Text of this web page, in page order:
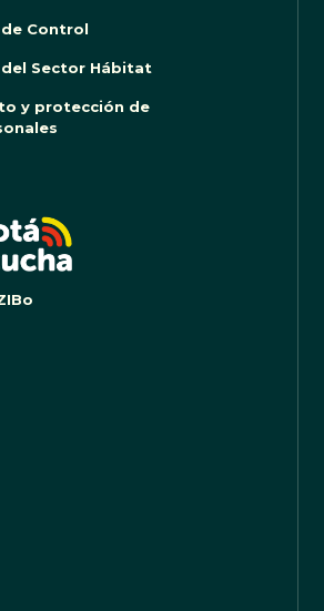
Control
Sector Hábitat
y protección de